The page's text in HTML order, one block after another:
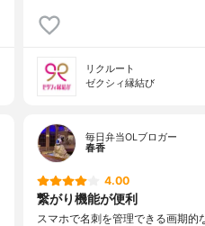
リクルート
ゼクシィ縁結び
毎日弁当OLブロガー
春香
4.00
繋がり機能が便利
スマホで名刺を管理できる画期的